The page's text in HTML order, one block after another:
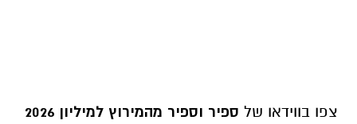
צפו בווידאו של ספיר וספיר מהמירוץ למיליון 2026